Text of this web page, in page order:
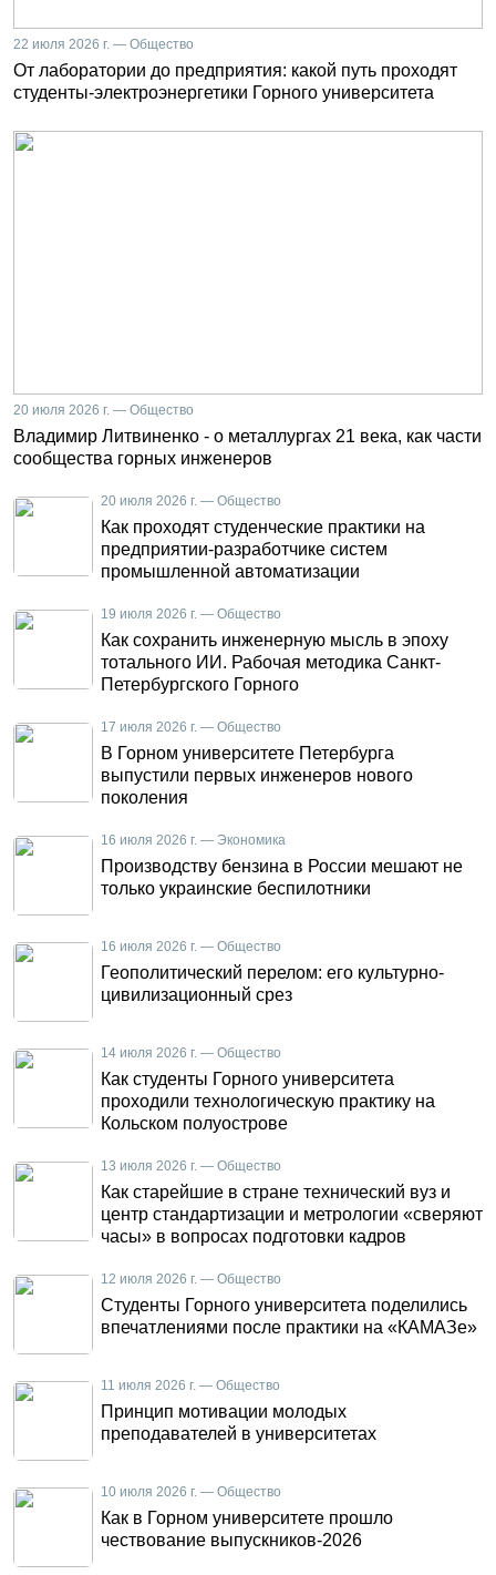
22 июля 2026 г. — Общество
От лаборатории до предприятия: какой путь проходят
студенты-электроэнергетики Горного университета
20 июля 2026 г. — Общество
Владимир Литвиненко - о металлургах 21 века, как части
сообщества горных инженеров
20 июля 2026 г. — Общество
Как проходят студенческие практики на
предприятии-разработчике систем
промышленной автоматизации
19 июля 2026 г. — Общество
Как сохранить инженерную мысль в эпоху
тотального ИИ. Рабочая методика Санкт-
Петербургского Горного
17 июля 2026 г. — Общество
В Горном университете Петербурга
выпустили первых инженеров нового
поколения
16 июля 2026 г. — Экономика
Производству бензина в России мешают не
только украинские беспилотники
16 июля 2026 г. — Общество
Геополитический перелом: его культурно-
цивилизационный срез
14 июля 2026 г. — Общество
Как студенты Горного университета
проходили технологическую практику на
Кольском полуострове
13 июля 2026 г. — Общество
Как старейшие в стране технический вуз и
центр стандартизации и метрологии «сверяют
часы» в вопросах подготовки кадров
12 июля 2026 г. — Общество
Студенты Горного университета поделились
впечатлениями после практики на «КАМАЗе»
11 июля 2026 г. — Общество
Принцип мотивации молодых
преподавателей в университетах
10 июля 2026 г. — Общество
Как в Горном университете прошло
чествование выпускников-2026